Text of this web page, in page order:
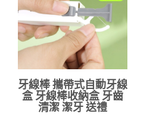
牙線棒 攜帶式自動牙線
盒 牙線棒收納盒 牙齒
清潔 潔牙 送禮